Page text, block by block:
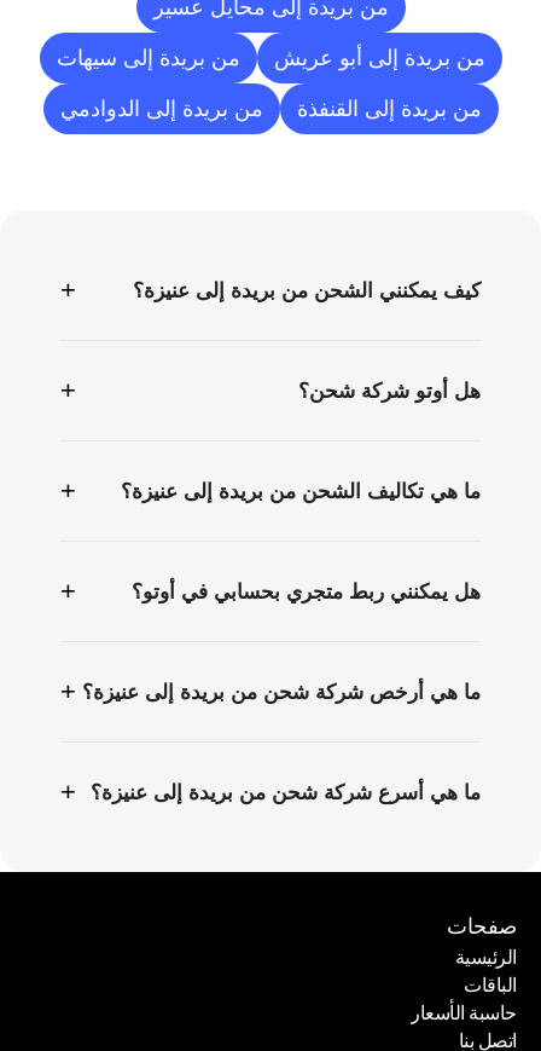
من بريدة إلى محايل عسير
من بريدة إلى أبو عريش من بريدة إلى سيهات
من بريدة إلى القنفذة من بريدة إلى الدوادمي
كيف يمكنني الشحن من بريدة إلى عنيزة؟ +
هل أوتو شركة شحن؟ +
ما هي تكاليف الشحن من بريدة إلى عنيزة؟ +
هل يمكنني ربط متجري بحسابي في أوتو؟ +
ما هي أرخص شركة شحن من بريدة إلى عنيزة؟ +
ما هي أسرع شركة شحن من بريدة إلى عنيزة؟ +
صفحات
الرئيسية
الرئيسية
الباقات
الباقات
حاسبة الأسعار
حاسبة الأسعار
اتصل بنا